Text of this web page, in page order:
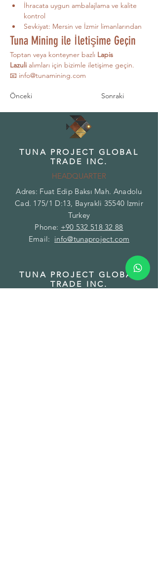
İhracata uygun ambalajlama ve kalite
kontrol
Sevkiyat: Mersin ve İzmir limanlarından
Tuna Mining ile İletişime Geçin
Toptan veya konteyner bazlı Lapis
Lazuli alımları için bizimle iletişime geçin.
📧 info@tunamining.com
Önceki Sonraki
TUNA PROJECT GLOBAL
TRADE INC.
HEADQUARTER
Adres: Fuat Edip Baksı Mah. Anadolu
Cad. 175/1 D:13, Bayrakli 35540 Izmir
Turkey
Phone: +90 532 518 32 88
Email: info@tunaproject.com
TUNA PROJECT GLOBAL
TRADE INC.